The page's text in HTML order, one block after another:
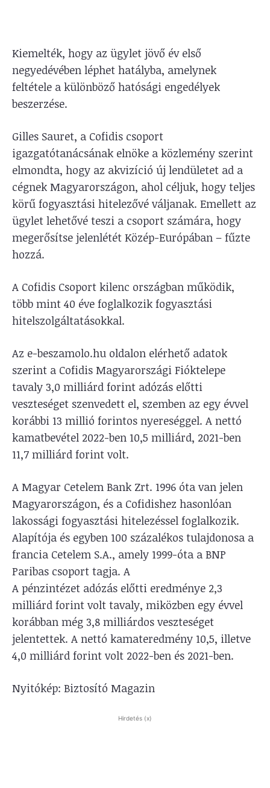
Kiemelték, hogy az ügylet jövő év első
negyedévében léphet hatályba, amelynek
feltétele a különböző hatósági engedélyek
beszerzése.
Gilles Sauret, a Cofidis csoport
igazgatótanácsának elnöke a közlemény szerint
elmondta, hogy az akvizíció új lendületet ad a
cégnek Magyarországon, ahol céljuk, hogy teljes
körű fogyasztási hitelezővé váljanak. Emellett az
ügylet lehetővé teszi a csoport számára, hogy
megerősítse jelenlétét Közép-Európában – fűzte
hozzá.
A Cofidis Csoport kilenc országban működik,
több mint 40 éve foglalkozik fogyasztási
hitelszolgáltatásokkal.
Az e-beszamolo.hu oldalon elérhető adatok
szerint a Cofidis Magyarországi Fióktelepe
tavaly 3,0 milliárd forint adózás előtti
veszteséget szenvedett el, szemben az egy évvel
korábbi 13 millió forintos nyereséggel. A nettó
kamatbevétel 2022-ben 10,5 milliárd, 2021-ben
11,7 milliárd forint volt.
A Magyar Cetelem Bank Zrt. 1996 óta van jelen
Magyarországon, és a Cofidishez hasonlóan
lakossági fogyasztási hitelezéssel foglalkozik.
Alapítója és egyben 100 százalékos tulajdonosa a
francia Cetelem S.A., amely 1999-óta a BNP
Paribas csoport tagja. A
A pénzintézet adózás előtti eredménye 2,3
milliárd forint volt tavaly, miközben egy évvel
korábban még 3,8 milliárdos veszteséget
jelentettek. A nettó kamateredmény 10,5, illetve
4,0 milliárd forint volt 2022-ben és 2021-ben.
Nyitókép: Biztosító Magazin
Hirdetés (x)